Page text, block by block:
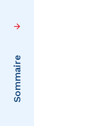
Sommaire